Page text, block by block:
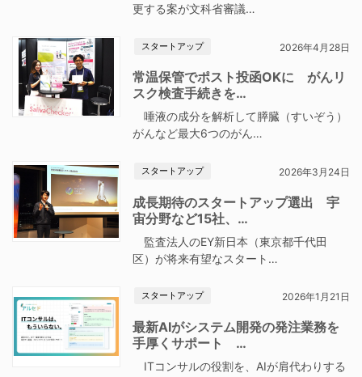
更する案が文科省審議…
スタートアップ 2026年4月28日
常温保管でポスト投函OKに がんリ
スク検査手続きを…
唾液の成分を解析して膵臓（すいぞう）
がんなど最大6つのがん…
スタートアップ 2026年3月24日
成長期待のスタートアップ選出 宇
宙分野など15社、…
監査法人のEY新日本（東京都千代田
区）が将来有望なスタート…
スタートアップ 2026年1月21日
最新AIがシステム開発の発注業務を
手厚くサポート …
ITコンサルの役割を、AIが肩代わりする